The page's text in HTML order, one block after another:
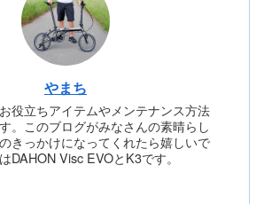
やまち
役立ちアイテムやメンテナンス方法
。このブログがみなさんの素晴らし
きっかけになってくれたら嬉しいで
DAHON Visc EVOとK3です。